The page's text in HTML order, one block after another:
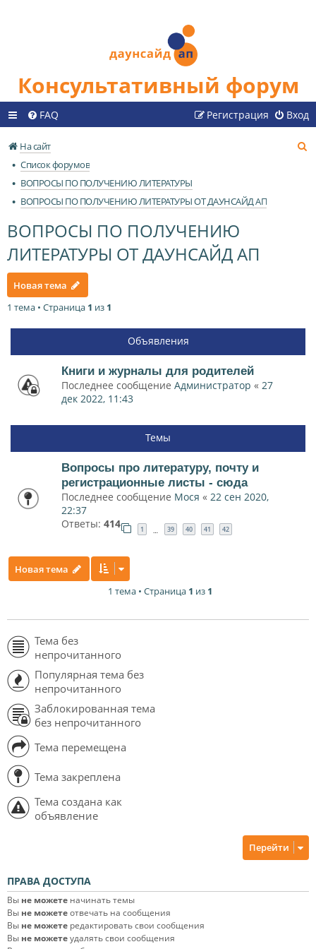
Консультативный форум
FAQ Вход
Регистрация
На сайт
Список форумов
ВОПРОСЫ ПО ПОЛУЧЕНИЮ ЛИТЕРАТУРЫ
ВОПРОСЫ ПО ПОЛУЧЕНИЮ ЛИТЕРАТУРЫ ОТ ДАУНСАЙД АП
ВОПРОСЫ ПО ПОЛУЧЕНИЮ
ЛИТЕРАТУРЫ ОТ ДАУНСАЙД АП
Новая тема
1 тема • Страница 1 из 1
Объявления
Книги и журналы для родителей
Последнее сообщение Администратор « 27
дек 2022, 11:43
Темы
Вопросы про литературу, почту и
регистрационные листы - сюда
Последнее сообщение Мося « 22 сен 2020,
22:37
Ответы: 414 1 … 39 40 41 42
Новая тема
1 тема • Страница 1 из 1
Тема без
непрочитанного
Популярная тема без
непрочитанного
Заблокированная тема
без непрочитанного
Тема перемещена
Тема закреплена
Тема создана как
объявление
Перейти
ПРАВА ДОСТУПА
Вы не можете начинать темы
Вы не можетеотвечать на сообщения
Вы не можете редактировать свои сообщения
Вы не можетеудалять свои сообщения